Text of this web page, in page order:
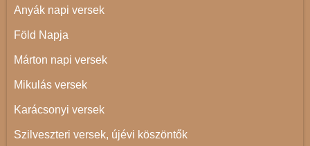
Anyák napi versek
Föld Napja
Márton napi versek
Mikulás versek
Karácsonyi versek
Szilveszteri versek, újévi köszöntők